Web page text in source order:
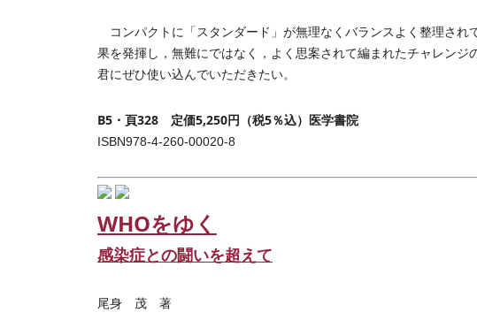
コンパクトに「スタンダード」が無理なくバランスよく整理され
果を発揮し，無難にではなく，よく思案されて編まれたチャレン
君にぜひ使い込んでいただきたい。
B5・頁328 定価5,250円（税5％込）医学書院
ISBN978-4-260-00020-8
WHOをゆく
感染症との闘いを超えて
尾身 茂 著